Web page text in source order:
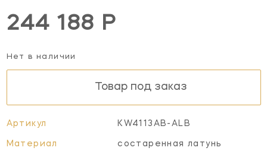
244 188 Р
Нет в наличии
Товар под заказ
Артикул KW4113AB-ALB
Материал состаренная латунь